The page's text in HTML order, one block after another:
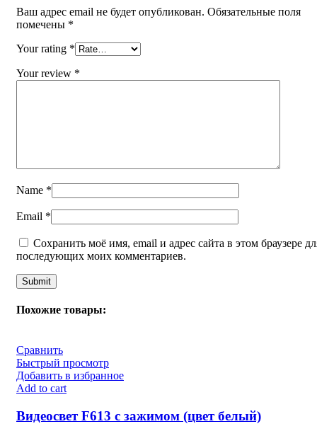
Ваш адрес email не будет опубликован. Обязательные поля
помечены *
Your rating *
Your review *
Name *
Email *
Сохранить моё имя, email и адрес сайта в этом браузере
последующих моих комментариев.
Похожие товары:
Сравнить
Быстрый просмотр
Добавить в избранное
Add to cart
Видеосвет F613 с зажимом (цвет белый)